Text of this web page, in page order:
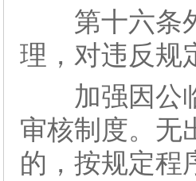
第十六条外
理，对违反规
加强因公临
审核制度。无
的，按规定程